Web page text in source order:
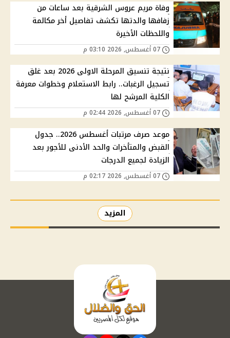
وفاة مريم عروس الشرقية بعد ساعات من
زفافها والدتها تكشف تفاصيل أخر مكالمة
واللحظات الأخيرة
نتيجة تنسيق المرحلة الاولى 2026 بعد غلق
تسجيل الرغبات.. رابط الاستعلام وخطوات معرفة
الكلية المرشح لها
موعد صرف مرتبات أغسطس 2026.. جدول
القبض والمتأخرات والحد الأدنى للأجور بعد
الزيادة لجميع الدرجات
المزيد